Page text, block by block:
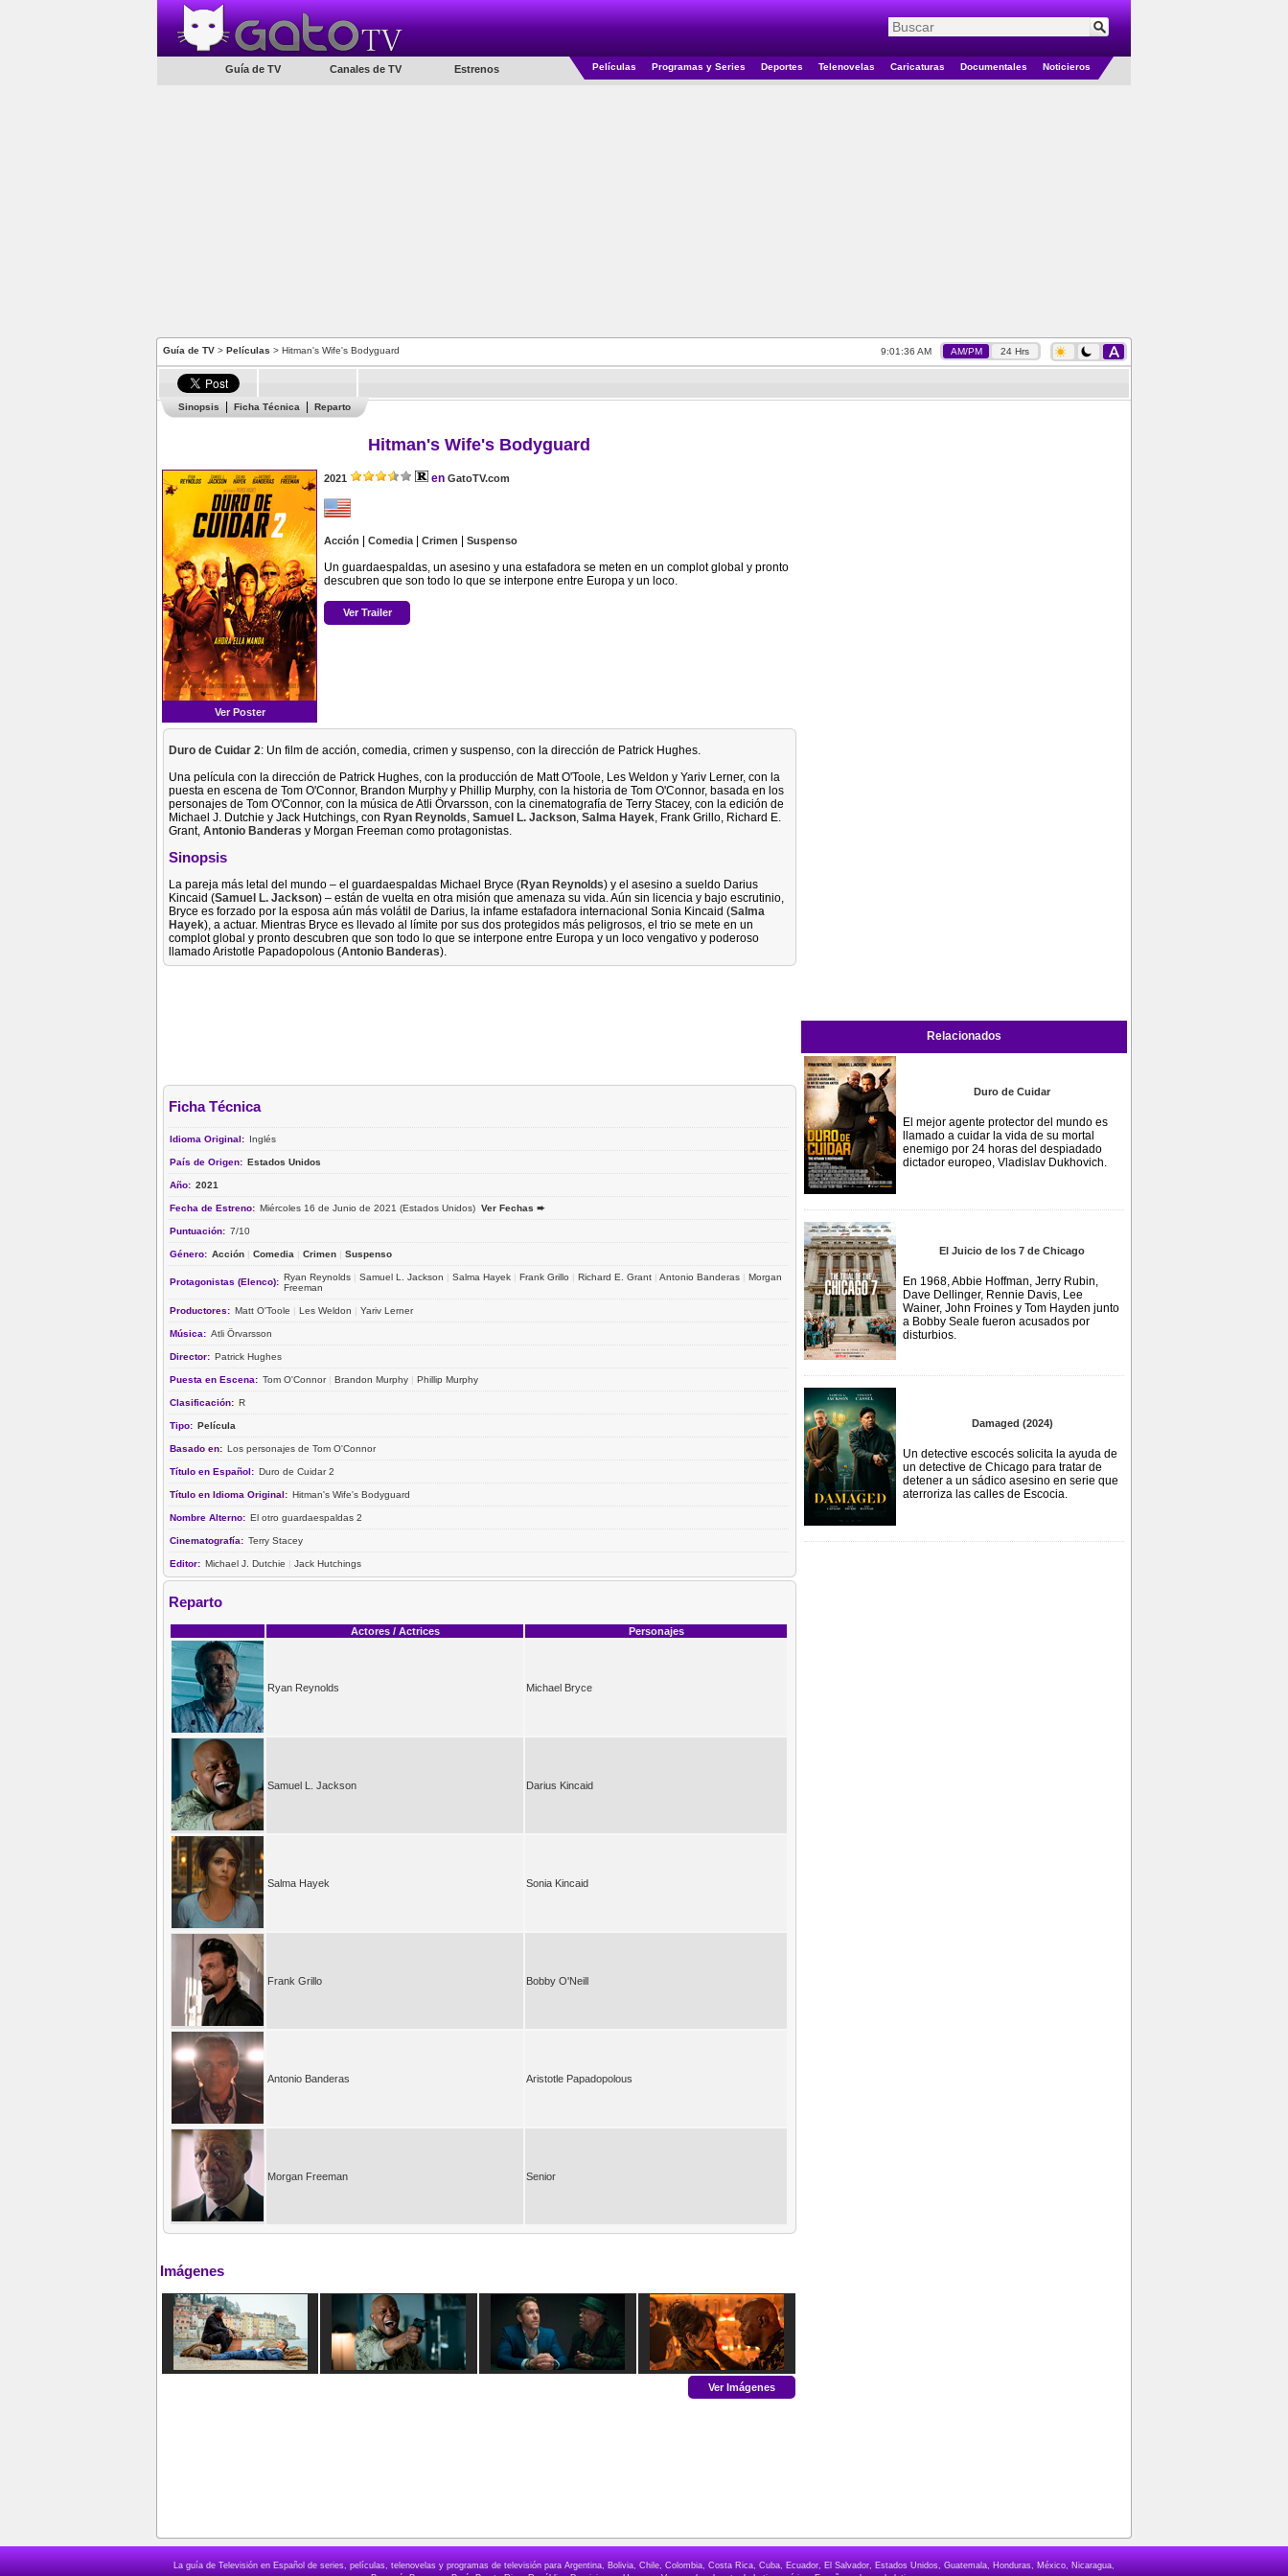
Guía de TV Canales de TV Estrenos Películas Programas y Series Deportes Telenovelas Caricaturas Documentales Noticieros
Guía de TV > Películas > Hitman's Wife's Bodyguard 9:01:37 AM AM/PM 24 Hrs
Sinopsis Ficha Técnica Reparto
Hitman's Wife's Bodyguard
Ver Poster
2021 en GatoTV.com
Acción Comedia| Crimen Suspenso
Un guardaespaldas, un asesino y una estafadora se meten en un complot global y pronto
descubren que son todo lo que se interpone entre Europa y un loco.
Ver Trailer
Duro de Cuidar 2: Un film de acción, comedia, crimen y suspenso, con la dirección de Patrick Hughes.
Una película con la dirección de Patrick Hughes, con la producción de Matt O'Toole, Les Weldon y Yariv Lerner, con la
puesta en escena de Tom O'Connor, Brandon Murphy y Phillip Murphy, con la historia de Tom O'Connor, basada en los
personajes de Tom O'Connor, con la música de Atli Örvarsson, con la cinematografía de Terry Stacey, con la edición de
Michael J. Dutchie y Jack Hutchings, con Ryan Reynolds, Samuel L. Jackson, Salma Hayek, Frank Grillo, Richard E.
Grant, Antonio Banderas y Morgan Freeman como protagonistas.
Sinopsis
La pareja más letal del mundo – el guardaespaldas Michael Bryce (Ryan Reynolds) y el asesino a sueldo Darius
Kincaid (Samuel L. Jackson) – están de vuelta en otra misión que amenaza su vida. Aún sin licencia y bajo escrutinio,
Bryce es forzado por la esposa aún más volátil de Darius, la infame estafadora internacional Sonia Kincaid (Salma
Hayek), a actuar. Mientras Bryce es llevado al límite por sus dos protegidos más peligrosos, el trio se mete en un
complot global y pronto descubren que son todo lo que se interpone entre Europa y un loco vengativo y poderoso
llamado Aristotle Papadopolous (Antonio Banderas).
Ficha Técnica
Idioma Original: Inglés
País de Origen: Estados Unidos
Año: 2021
Fecha de Estreno: Miércoles 16 de Junio de 2021 (Estados Unidos) Ver Fechas ➨
Puntuación: 7/10
Género: Acción | Comedia | Crimen | Suspenso
Protagonistas (Elenco): Ryan Reynolds | Samuel L. Jackson | Salma Hayek | Frank Grillo | Richard E. Grant | Antonio Banderas | Morgan
Freeman
Productores: Matt O'Toole | Les Weldon | Yariv Lerner
Música: Atli Örvarsson
Director: Patrick Hughes
Puesta en Escena: Tom O'Connor| Brandon Murphy | Phillip Murphy
Clasificación: R
Tipo: Película
Basado en: Los personajes de Tom O'Connor
Título en Español: Duro de Cuidar 2
Título en Idioma Original: Hitman's Wife's Bodyguard
Nombre Alterno: El otro guardaespaldas 2
Cinematografía: Terry Stacey
Editor: Michael J. Dutchie | Jack Hutchings
Reparto
Actores / Actrices Personajes
Ryan Reynolds Michael Bryce
Samuel L. Jackson Darius Kincaid
Salma Hayek Sonia Kincaid
Frank Grillo Bobby O'Neill
Antonio Banderas Aristotle Papadopolous
Morgan Freeman Senior
Imágenes
Ver Imágenes
Relacionados
Duro de Cuidar
El mejor agente protector del mundo es
llamado a cuidar la vida de su mortal
enemigo por 24 horas del despiadado
dictador europeo, Vladislav Dukhovich.
El Juicio de los 7 de Chicago
En 1968, Abbie Hoffman, Jerry Rubin,
Dave Dellinger, Rennie Davis, Lee
Wainer, John Froines y Tom Hayden junto
a Bobby Seale fueron acusados por
disturbios.
Damaged (2024)
Un detective escocés solicita la ayuda de
un detective de Chicago para tratar de
detener a un sádico asesino en serie que
aterroriza las calles de Escocia.
La guía de Televisión en Español de series, películas, telenovelas y programas de televisión para Argentina, Bolivia, Chile, Colombia, Costa Rica, Cuba, Ecuador, El Salvador, Estados Unidos, Guatemala, Honduras, México, Nicaragua,